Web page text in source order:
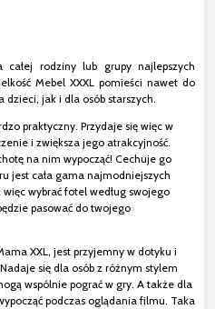
rodziny lub grupy najlepszych
Mebel XXXL pomieści nawet do
dzieci, jak i dla osób starszych.
praktyczny. Przydaje się więc w
i zwiększa jego atrakcyjność.
na nim wypocząć! Cechuje go
jest cała gama najmodniejszych
wybrać fotel według swojego
pasować do twojego
XXL, jest przyjemny w dotyku i
się dla osób z różnym stylem
wspólnie pograć w gry. A także dla
podczas oglądania filmu. Taka